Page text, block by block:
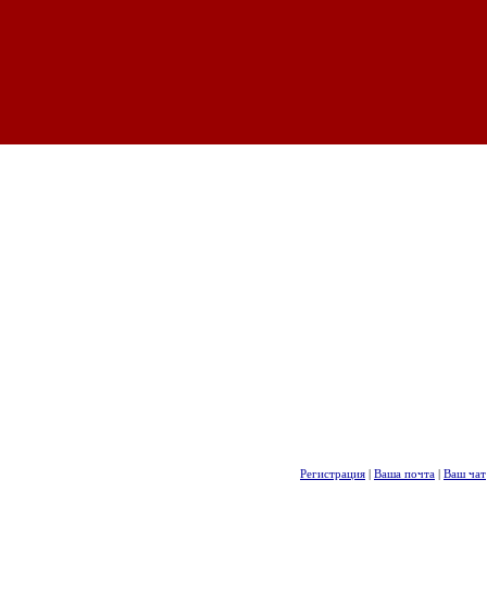
Регистрация | Ваша почта | Ваш чат